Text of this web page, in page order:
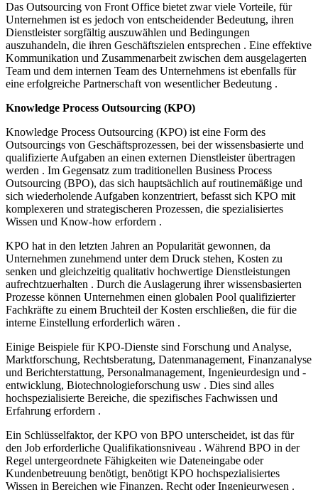
Das Outsourcing von Front Office bietet zwar viele Vorteile, für
Unternehmen ist es jedoch von entscheidender Bedeutung, ihren
Dienstleister sorgfältig auszuwählen und Bedingungen
auszuhandeln, die ihren Geschäftszielen entsprechen . Eine effektive
Kommunikation und Zusammenarbeit zwischen dem ausgelagerten
Team und dem internen Team des Unternehmens ist ebenfalls für
eine erfolgreiche Partnerschaft von wesentlicher Bedeutung .
Knowledge Process Outsourcing (KPO)
Knowledge Process Outsourcing (KPO) ist eine Form des
Outsourcings von Geschäftsprozessen, bei der wissensbasierte und
qualifizierte Aufgaben an einen externen Dienstleister übertragen
werden . Im Gegensatz zum traditionellen Business Process
Outsourcing (BPO), das sich hauptsächlich auf routinemäßige und
sich wiederholende Aufgaben konzentriert, befasst sich KPO mit
komplexeren und strategischeren Prozessen, die spezialisiertes
Wissen und Know-how erfordern .
KPO hat in den letzten Jahren an Popularität gewonnen, da
Unternehmen zunehmend unter dem Druck stehen, Kosten zu
senken und gleichzeitig qualitativ hochwertige Dienstleistungen
aufrechtzuerhalten . Durch die Auslagerung ihrer wissensbasierten
Prozesse können Unternehmen einen globalen Pool qualifizierter
Fachkräfte zu einem Bruchteil der Kosten erschließen, die für die
interne Einstellung erforderlich wären .
Einige Beispiele für KPO-Dienste sind Forschung und Analyse,
Marktforschung, Rechtsberatung, Datenmanagement, Finanzanalyse
und Berichterstattung, Personalmanagement, Ingenieurdesign und -
entwicklung, Biotechnologieforschung usw . Dies sind alles
hochspezialisierte Bereiche, die spezifisches Fachwissen und
Erfahrung erfordern .
Ein Schlüsselfaktor, der KPO von BPO unterscheidet, ist das für
den Job erforderliche Qualifikationsniveau . Während BPO in der
Regel untergeordnete Fähigkeiten wie Dateneingabe oder
Kundenbetreuung benötigt, benötigt KPO hochspezialisiertes
Wissen in Bereichen wie Finanzen, Recht oder Ingenieurwesen .